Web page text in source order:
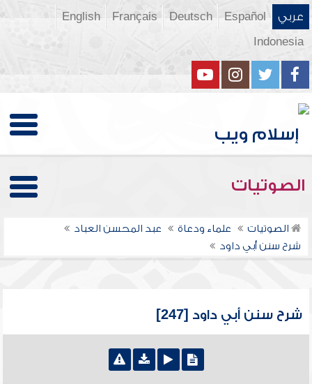
عربي Español
Deutsch
Français
English
Indonesia
الصوتيات
الصوتيات علماء ودعاة
عبد المحسن العباد
شرح سنن أبي داود
شرح سنن أبي داود [247]